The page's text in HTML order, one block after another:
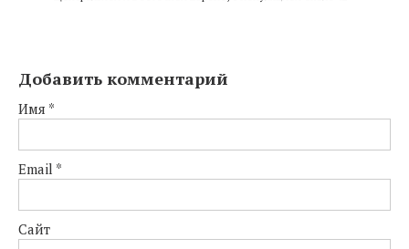
Добавить комментарий
Имя *
Email *
Сайт